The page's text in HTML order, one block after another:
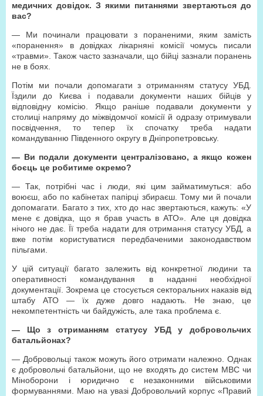
медичних довідок. З якими питаннями звертаються до
вас?
— Ми починали працювати з пораненими, яким замість
«поранення» в довідках лікарняні комісії чомусь писали
«травми». Також часто зазначали, що бійці зазнали поранень
не в боях.
Потім ми почали допомагати з отриманням статусу УБД.
Їздили до Києва і подавали документи наших бійців у
відповідну комісію. Якщо раніше подавали документи у
столиці напряму до міжвідомчої комісії й одразу отримували
посвідчення, то тепер їх спочатку треба надати
командуванню Південного округу в Дніпропетровську.
— Ви подали документи централізовано, а якщо кожен
боєць це робитиме окремо?
— Так, потрібні час і люди, які цим займатимуться: або
воюєш, або по кабінетах папірці збираєш. Тому ми й почали
допомагати. Багато з тих, хто до нас звертаються, кажуть: «У
мене є довідка, що я брав участь в АТО». Але ця довідка
нічого не дає. Її треба надати для отримання статусу УБД, а
вже потім користуватися передбаченими законодавством
пільгами.
У цій ситуації багато залежить від конкретної людини та
оперативності командування в наданні необхідної
документації. Зокрема це стосується секторальних наказів від
штабу АТО — їх дуже довго надають. Не знаю, це
некомпетентність чи байдужість, але така проблема є.
— Що з отриманням статусу УБД у добровольчих
батальйонах?
— Добровольці також можуть його отримати належно. Однак
є добровольчі батальйони, що не входять до систем МВС чи
Міноборони і юридично є незаконними військовими
формуваннями. Маю на увазі Добровольчий корпус «Правий